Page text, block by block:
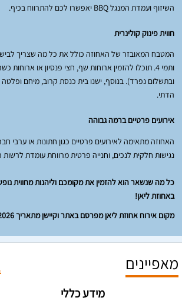
השיזוף ועמדת המנגל BBQ יאפשרו לכם להתרווח בכיף.
חווית פינוק קולינרית
המטבח המאובזר של האחוזה כולל את כל מה שצריך
ותמי 4. תוכלו להזמין ארוחות שף, חצי פנסיון או
ובתשלום נפרד). בנוסף, ישנו בית כנסת קרוב, מיחם
הדתי.
אירועים פרטיים ברמה גבוהה
האחוזה מתאימה לאירועים פרטיים כגון חתונות או ערבי
נגישות חלקית לנכים, וחנייה פרטית מרווחת עומדת לרשות
כל מה שנשאר הוא להזמין את מקומכם וליהנות מחווית
באחוזת ליאן!
מקום אירוח אחוזת ליאן מפרסם באתר וקיישן מתאריך 07.07.2026.
מאפיינים
מידע כללי